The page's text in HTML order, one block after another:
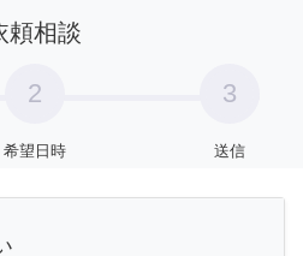
頼相談
2
希望日時
3
送信